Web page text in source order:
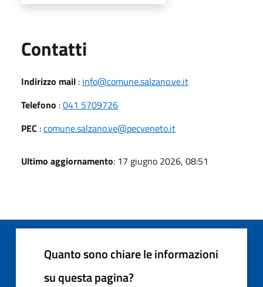
Contatti
Indirizzo mail : info@comune.salzano.ve.it
Telefono :041 5709726
PEC :comune.salzano.ve@pecveneto.it
Ultimo aggiornamento: 17 giugno 2026, 08:51
Quanto sono chiare le informazioni
su questa pagina?